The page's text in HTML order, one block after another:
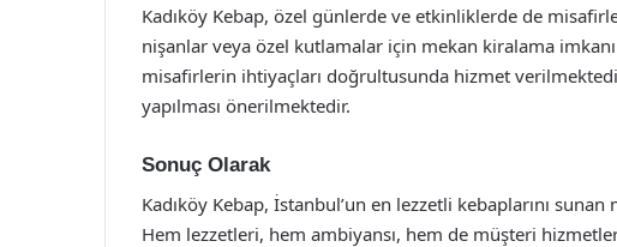
Kadıköy Kebap, özel günlerde ve etkinliklerde de
nişanlar veya özel kutlamalar için mekan kiralama
misafirlerin ihtiyaçları doğrultusunda hizmet
yapılması önerilmektedir.
Sonuç Olarak
Kadıköy Kebap, İstanbul’un en lezzetli kebaplarını
Hem lezzetleri, hem ambiyansı, hem de müşteri